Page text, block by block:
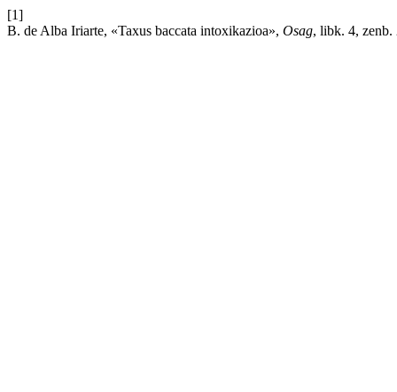
[1]
B. de Alba Iriarte, «Taxus baccata intoxikazioa», Osag, libk. 4, zenb.